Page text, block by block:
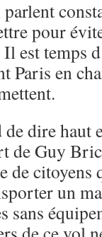
pour
est temps
Paris en
dire
de Guy
de citoyens
un
sans